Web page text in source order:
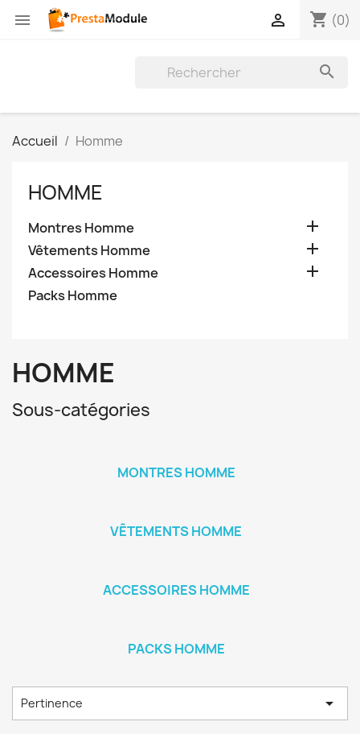
 shopping_cart (0)


Accueil Homme
HOMME
Montres Homme 
Vêtements Homme 
Accessoires Homme 
Packs Homme
HOMME
Sous-catégories
MONTRES HOMME
VÊTEMENTS HOMME
ACCESSOIRES HOMME
PACKS HOMME
Pertinence 